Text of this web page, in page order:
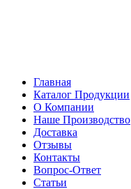
Главная
Каталог Продукции
О Компании
Наше Производство
Доставка
Отзывы
Контакты
Вопрос-Ответ
Статьи